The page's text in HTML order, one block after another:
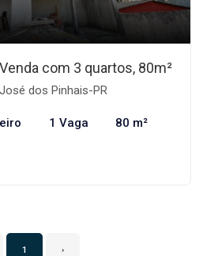
com 3 quartos, 80m²
dos Pinhais-PR
1 Vaga 80 m²
1 ›